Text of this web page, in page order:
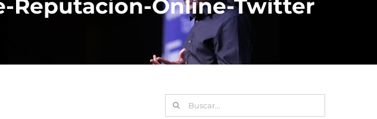
Reputacion-Online-Twitter
Buscar: